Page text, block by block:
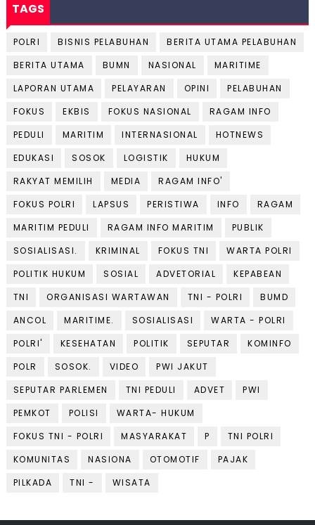
TAGS
POLRI BISNIS PELABUHAN
BERITA UTAMA PELABUHAN
BERITA UTAMA
BUMN NASIONAL
MARITIME
LAPORAN UTAMA
PELAYARAN OPINI
PELABUHAN
FOKUS
EKBIS FOKUS NASIONAL
RAGAM INFO
PEDULI
MARITIM INTERNASIONAL
HOTNEWS
EDUKASI
SOSOK LOGISTIK
HUKUM
RAKYAT MEMILIH
MEDIA
RAGAM INFO'
FOKUS POLRI
LAPSUS PERISTIWA INFO
RAGAM
MARITIM PEDULI
RAGAM INFO MARITIM
PUBLIK
SOSIALISASI.
KRIMINAL FOKUS TNI
WARTA POLRI
POLITIK HUKUM
SOSIAL ADVETORIAL
KEPABEAN
TNI
ORGANISASI WARTAWAN TNI - POLRI
BUMD
ANCOL
MARITIME. SOSIALISASI
WARTA - POLRI
POLRI'
KESEHATAN POLITIK SEPUTAR
KOMINFO
POLR
SOSOK. VIDEO
PWI JAKUT
SEPUTAR PARLEMEN
TNI PEDULI ADVET
PWI
PEMKOT
POLISI
WARTA- HUKUM
FOKUS TNI - POLRI
MASYARAKAT P
TNI POLRI
KOMUNITAS
NASIONA OTOMOTIF
PAJAK
PILKADA
TNI - WISATA